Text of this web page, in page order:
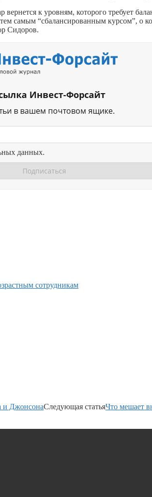
к уровням, которого требует
самым “сбалансированным курсом”, о
Сидоров.
Инвест-Форсайт
в вашем почтовом ящике.
данных.
сотрудникам
и ДжонсонаСледующая статьяЧто мешает